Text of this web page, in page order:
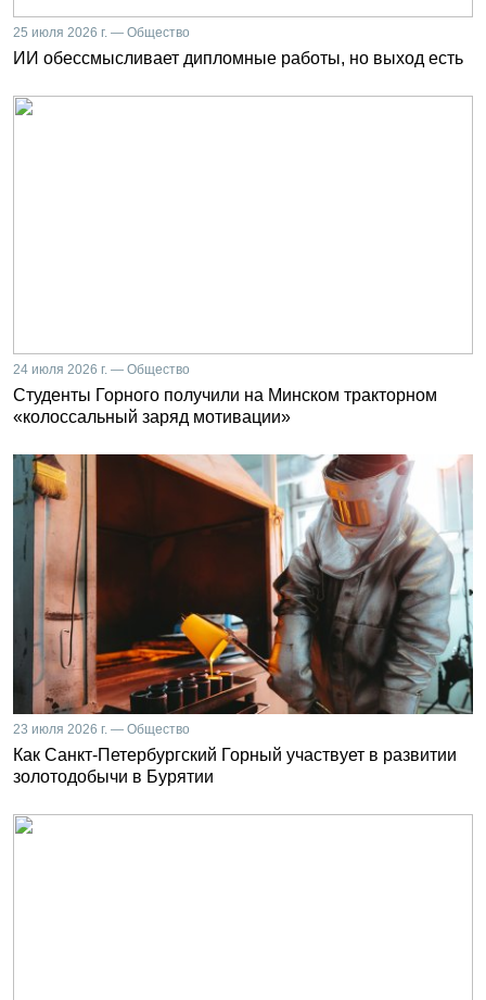
25 июля 2026 г. — Общество
ИИ обессмысливает дипломные работы, но выход есть
24 июля 2026 г. — Общество
Студенты Горного получили на Минском тракторном
«колоссальный заряд мотивации»
23 июля 2026 г. — Общество
Как Санкт-Петербургский Горный участвует в развитии
золотодобычи в Бурятии